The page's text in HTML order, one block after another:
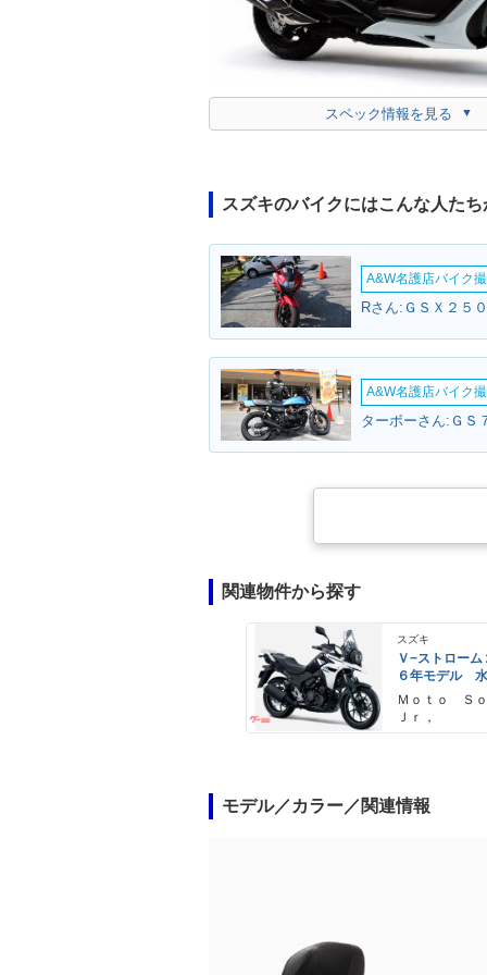
スペック情報を見る
スズキのバイクにはこんな人た
A&W名護店バイク
Rさん:ＧＳＸ２５
A&W名護店バイク
ターボーさん:ＧＳ
関連物件から探す
スズキ
Ｖ−ストロー
６年モデル
エンジン Ｌ
ライト標準装備
Ｍｏｔｏ Ｓ
Ｊｒ，
モデル／カラー／関連情報